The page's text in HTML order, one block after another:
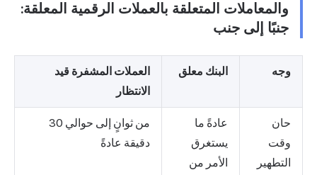
والمعاملات المتعلقة بالعملات الرقمية المعلقة:
جنبًا إلى جنب
وجه البنك معلق
العملات المشفرة قيد
الانتظار
حان
وقت
التطهير
عادةً ما
يستغرق
الأمر من
من ثوانٍ إلى حوالي 30
دقيقة عادةً